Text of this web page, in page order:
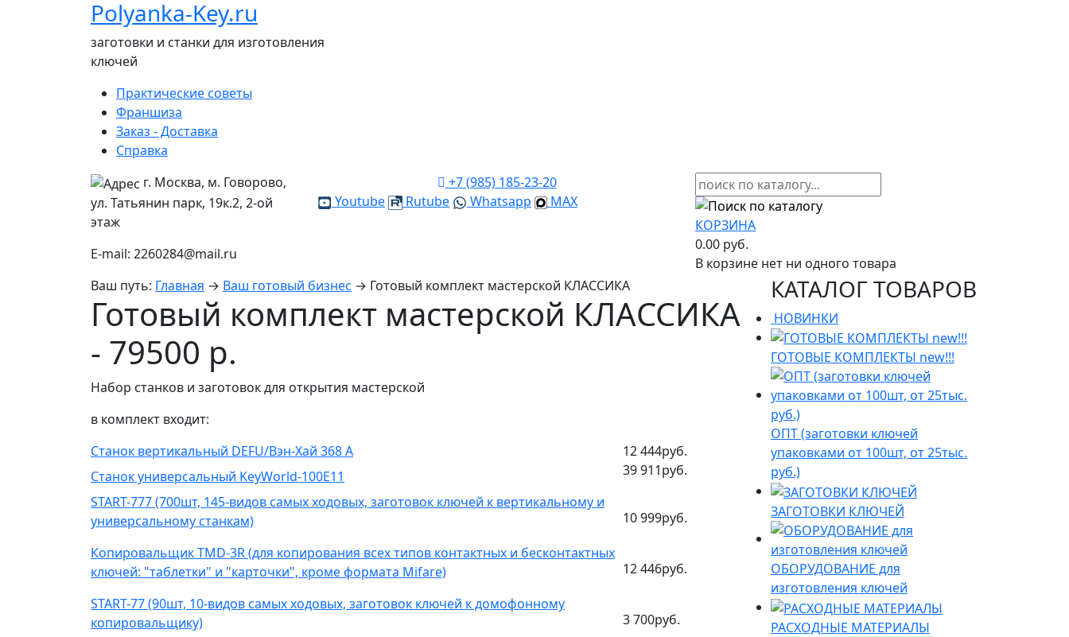
Polyanka-Key.ru
заготовки и станки для изготовления
ключей
Практические советы
Франшиза
Заказ - Доставка
Справка
г. Москва, м. Говорово,
ул. Татьянин парк, 19к.2, 2-ой
этаж
E-mail: 2260284@mail.ru
+7 (985) 185-23-20
Youtube
Rutube Whatsapp
MAX
КОРЗИНА
0.00 руб.
В корзине нет ни одного товара
Ваш путь: Главная → Ваш готовый бизнес → Готовый комплект мастерской КЛАССИКА
Готовый комплект мастерской КЛАССИКА
- 79500 р.
Набор станков и заготовок для открытия мастерской
в комплект входит:
Станок вертикальный DEFU/Вэн-Хай 368 А
12 444руб.
Станок универсальный KeyWorld-100E11
39 911руб.
START-777(700шт, 145-видов самых ходовых, заготовок ключей к вертикальному и
универсальному станкам)
10 999руб.
Копировальщик TMD-3R(для копирования всех типов контактных и бесконтактных
ключей: "таблетки" и "карточки", кроме формата Mifare)
12 446руб.
START-77 (90шт, 10-видов самых ходовых, заготовок ключей к домофонному
копировальщику)
3 700руб.
КАТАЛОГ ТОВАРОВ
НОВИНКИ
ГОТОВЫЕ КОМПЛЕКТЫ new!!!
ОПТ (заготовки ключей
упаковками от 100шт, от 25тыс.
руб.)
ЗАГОТОВКИ КЛЮЧЕЙ
ОБОРУДОВАНИЕ для
изготовления ключей
РАСХОДНЫЕ МАТЕРИАЛЫ